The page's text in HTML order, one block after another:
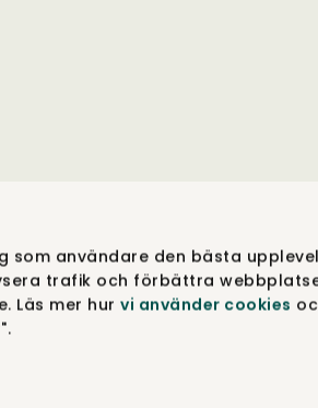
som användare den bästa
trafik och förbättra
Läs mer hurvi använder cookies